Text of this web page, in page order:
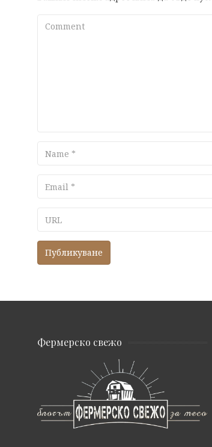
Comment
Name
Email
URL
Фермерско свежо